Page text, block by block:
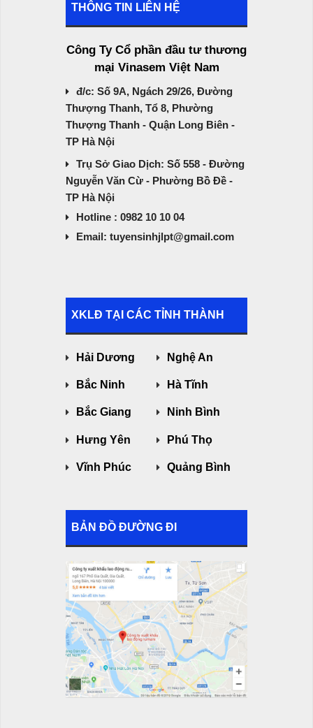
THÔNG TIN LIÊN HỆ
Công Ty Cổ phần đầu tư thương
mại Vinasem Việt Nam
đ/c: Số 9A, Ngách 29/26, Đường
Thượng Thanh, Tổ 8, Phường
Thượng Thanh - Quận Long Biên -
TP Hà Nội
Trụ Sở Giao Dịch: Số 558 - Đường
Nguyễn Văn Cừ - Phường Bồ Đề -
TP Hà Nội
Hotline : 0982 10 10 04
Email: tuyensinhjlpt@gmail.com
XKLĐ TẠI CÁC TỈNH THÀNH
Hải Dương Nghệ An
Bắc Ninh Hà Tĩnh
Bắc Giang Ninh Bình
Hưng Yên Phú Thọ
Vĩnh Phúc Quảng Bình
BẢN ĐỒ ĐƯỜNG ĐI